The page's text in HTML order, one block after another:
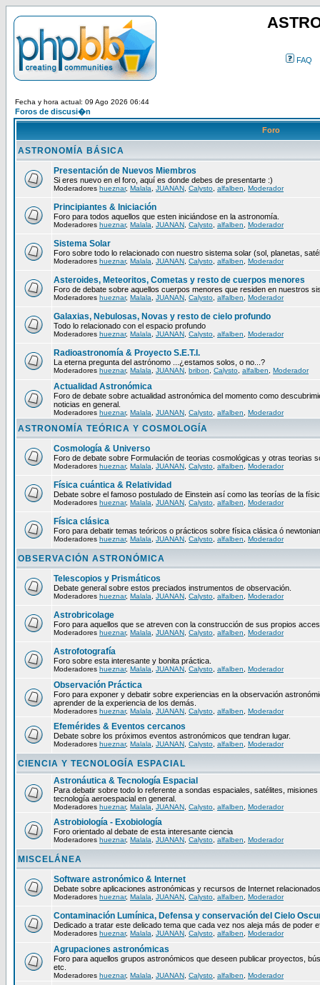
FAQ
Fecha y hora actual: 09 Ago 2026 06:44
Foros de discusi�n
Foro
ASTRONOMÍA BÁSICA
Presentación de Nuevos Miembros
Si eres nuevo en el foro, aquí es donde debes de presentarte :)
Moderadores hueznar, Malala JUANAN Calysto alfalben Moderador
Principiantes & Iniciación
Foro para todos aquellos que esten iniciándose en la astronomía.
Moderadores hueznar, Malala JUANAN Calysto alfalben Moderador
Sistema Solar
Foro sobre todo lo relacionado con nuestro sistema solar (sol, planetas,
Moderadores hueznar, Malala JUANAN Calysto alfalben Moderador
Asteroides, Meteoritos, Cometas y resto de cuerpos menores
Foro de debate sobre aquellos cuerpos menores que residen en nuestros
Moderadores hueznar, Malala JUANAN Calysto alfalben Moderador
Galaxias, Nebulosas, Novas y resto de cielo profundo
Todo lo relacionado con el espacio profundo
Moderadores hueznar, Malala JUANAN Calysto alfalben Moderador
Radioastronomía & Proyecto S.E.T.I.
La eterna pregunta del astrónomo ...¿estamos solos, o no...?
Moderadores hueznar, Malala JUANAN bribon Calysto alfalben Moderador
Actualidad Astronómica
Foro de debate sobre actualidad astronómica del momento como
noticias en general.
Moderadores hueznar, Malala JUANAN Calysto alfalben Moderador
ASTRONOMÍA TEÓRICA Y COSMOLOGÍA
Cosmología & Universo
Foro de debate sobre Formulación de teorias cosmológicas y otras teorias
Moderadores hueznar, Malala JUANAN Calysto alfalben Moderador
Física cuántica & Relatividad
Debate sobre el famoso postulado de Einstein así como las teorías de la
Moderadores hueznar, Malala JUANAN Calysto alfalben Moderador
Física clásica
Foro para debatir temas teóricos o prácticos sobre física clásica ó
Moderadores hueznar, Malala JUANAN Calysto alfalben Moderador
OBSERVACIÓN ASTRONÓMICA
Telescopios y Prismáticos
Debate general sobre estos preciados instrumentos de observación.
Moderadores hueznar, Malala JUANAN Calysto alfalben Moderador
Astrobricolage
Foro para aquellos que se atreven con la construcción de sus propios
Moderadores hueznar, Malala JUANAN Calysto alfalben Moderador
Astrofotografía
Foro sobre esta interesante y bonita práctica.
Moderadores hueznar, Malala JUANAN Calysto alfalben Moderador
Observación Práctica
Foro para exponer y debatir sobre experiencias en la observación
aprender de la experiencia de los demás.
Moderadores hueznar, Malala JUANAN Calysto alfalben Moderador
Efemérides & Eventos cercanos
Debate sobre los próximos eventos astronómicos que tendran lugar.
Moderadores hueznar, Malala JUANAN Calysto alfalben Moderador
CIENCIA Y TECNOLOGÍA ESPACIAL
Astronáutica & Tecnología Espacial
Para debatir sobre todo lo referente a sondas espaciales, satélites,
tecnología aeroespacial en general.
Moderadores hueznar, Malala JUANAN Calysto alfalben Moderador
Astrobiología - Exobiología
Foro orientado al debate de esta interesante ciencia
Moderadores hueznar, Malala JUANAN Calysto alfalben Moderador
MISCELÁNEA
Software astronómico & Internet
Debate sobre aplicaciones astronómicas y recursos de Internet
Moderadores hueznar, Malala JUANAN Calysto alfalben Moderador
Contaminación Lumínica, Defensa y conservación del Cielo
Dedicado a tratar este delicado tema que cada vez nos aleja más de poder
Moderadores hueznar, Malala JUANAN Calysto alfalben Moderador
Agrupaciones astronómicas
Foro para aquellos grupos astronómicos que deseen publicar proyectos,
etc.
Moderadores hueznar, Malala JUANAN Calysto alfalben Moderador